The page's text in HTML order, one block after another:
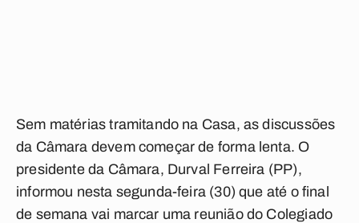
Sem matérias tramitando na Casa, as discussões
da Câmara devem começar de forma lenta. O
presidente da Câmara, Durval Ferreira (PP),
informou nesta segunda-feira (30) que até o final
de semana vai marcar uma reunião do Colegiado